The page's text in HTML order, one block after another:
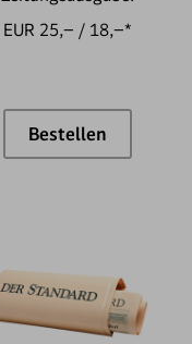
EUR 25,– / 18,–*
Bestellen